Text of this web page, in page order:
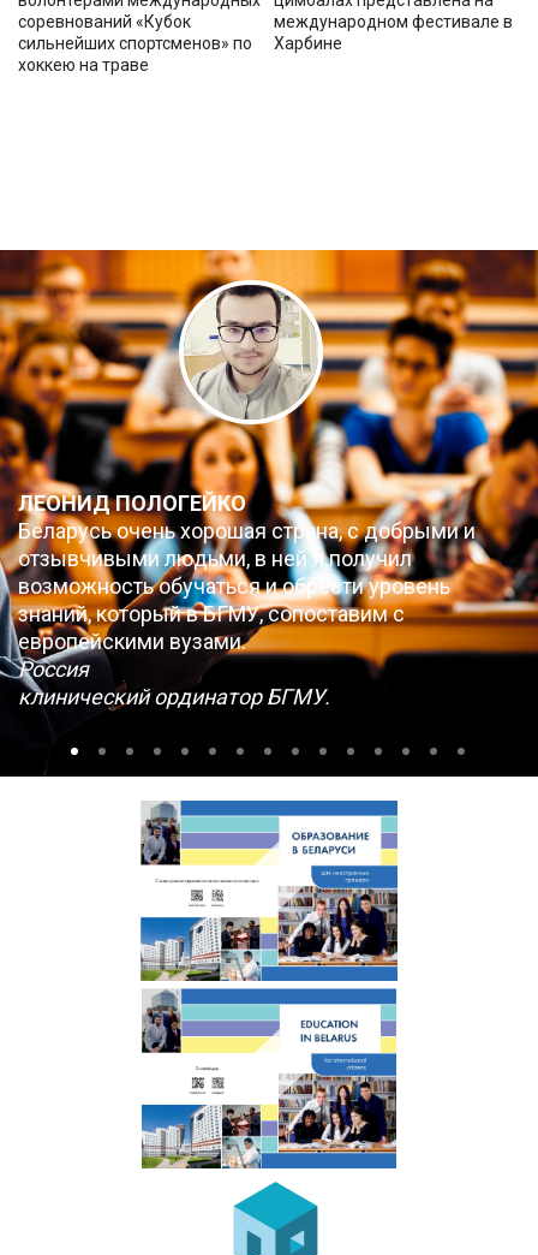
соревнований «Кубок
сильнейших спортсменов» по
хоккею на траве
международном фестивале в
Харбине
ЛЕОНИД ПОЛОГЕЙКО
Беларусь очень хорошая страна, с добрыми и
отзывчивыми людьми, в ней я получил
возможность обучаться и обрести уровень
знаний, который в БГМУ, сопоставим с
европейскими вузами.
Россия
клинический ординатор БГМУ.